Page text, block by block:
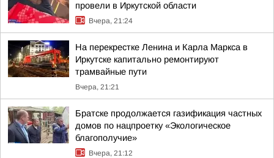
провели в Иркутской области
Вчера, 21:24
На перекрестке Ленина и Карла Маркса в
Иркутске капитально ремонтируют
трамвайные пути
Вчера, 21:21
Братске продолжается газификация частных
домов по нацпроетку «Экологическое
благополучие»
Вчера, 21:12